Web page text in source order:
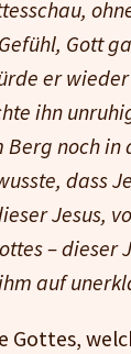
Gott
er
ihn
Berg noch in
dass
Jesus,
– dieser
auf
Gottes,